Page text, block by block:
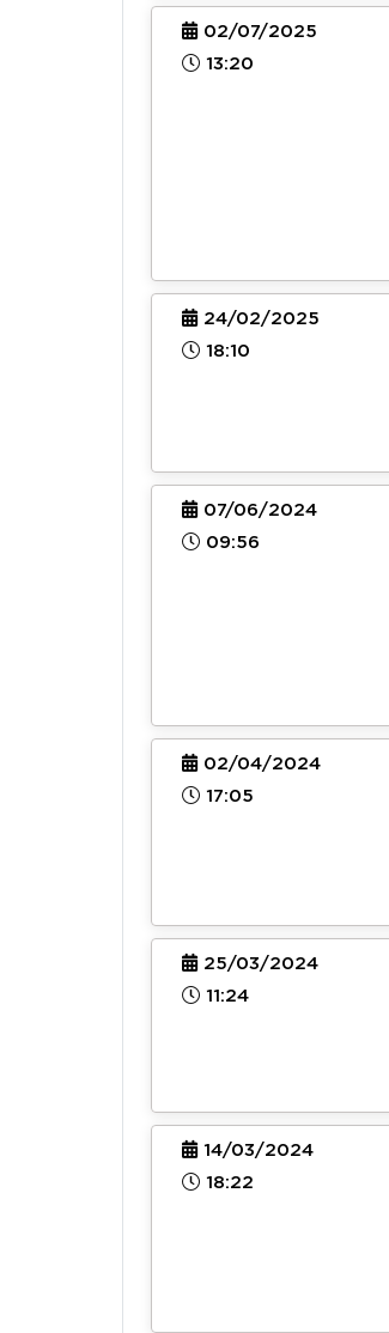
02/07/2025
13:20
24/02/2025
18:10
07/06/2024
09:56
02/04/2024
17:05
25/03/2024
11:24
14/03/2024
18:22